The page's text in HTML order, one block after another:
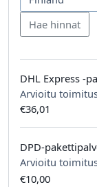
DHL Express -
Arvioitu
€36,01
DPD-
Arvioitu
€10,00